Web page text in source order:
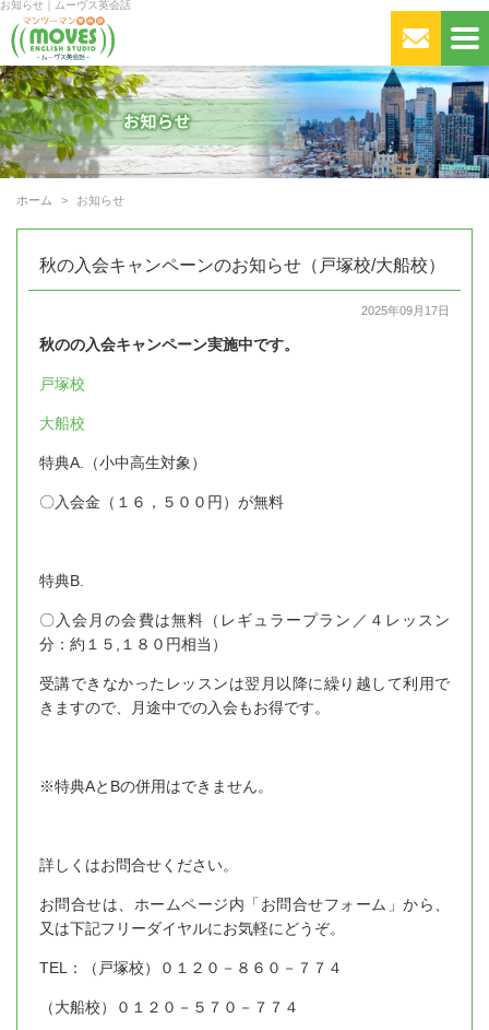
お知らせ｜ムーヴス英会話
ホーム お知らせ
秋の入会キャンペーンのお知らせ（戸塚校/大船校）
2025年09月17日
秋のの入会キャンペーン実施中です。
戸塚校
大船校
特典A.（小中高生対象）
〇入会金（１６，５００円）が無料
特典B.
〇入会月の会費は無料（レギュラープラン／４レッスン
分：約１５,１８０円相当）
受講できなかったレッスンは翌月以降に繰り越して利用で
きますので、月途中での入会もお得です。
※特典AとBの併用はできません。
詳しくはお問合せください。
お問合せは、ホームページ内「お問合せフォーム」から、
又は下記フリーダイヤルにお気軽にどうぞ。
TEL：（戸塚校）０１２０－８６０－７７４
（大船校）０１２０－５７０－７７４